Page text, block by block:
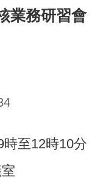
業務研習會
時至12時10分